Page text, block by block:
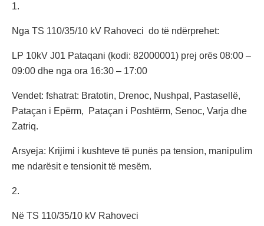
1.
Nga TS 110/35/10 kV Rahoveci do të ndërprehet:
LP 10kV J01 Pataqani (kodi: 82000001) prej orës 08:00 –
09:00 dhe nga ora 16:30 – 17:00
Vendet: fshatrat: Bratotin, Drenoc, Nushpal, Pastasellë,
Pataçan i Epërm, Pataçan i Poshtërm, Senoc, Varja dhe
Zatriq.
Arsyeja: Krijimi i kushteve të punës pa tension, manipulim
me ndarësit e tensionit të mesëm.
2.
Në TS 110/35/10 kV Rahoveci